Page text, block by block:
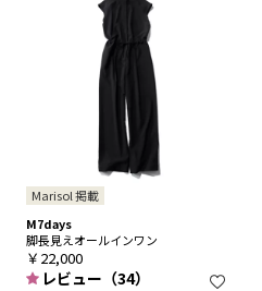
Marisol 掲載
M7days
脚長見えオールインワン
￥22,000
レビュー（34）